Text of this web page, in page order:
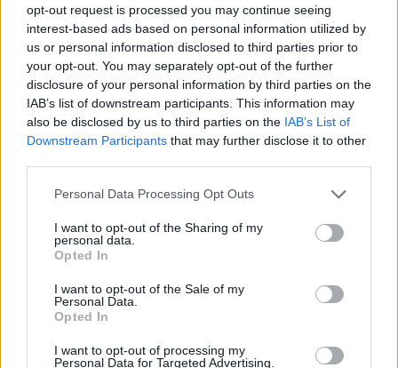
opt-out request is processed you may continue seeing
interest-based ads based on personal information utilized by
us or personal information disclosed to third parties prior to
your opt-out. You may separately opt-out of the further
disclosure of your personal information by third parties on the
IAB’s list of downstream participants. This information may
also be disclosed by us to third parties on the IAB’s List of
Downstream Participants that may further disclose it to other
Personal Data Processing Opt Outs
I want to opt-out of the Sharing of my
personal data.
Opted In
I want to opt-out of the Sale of my
Personal Data.
Opted In
I want to opt-out of processing my
Personal Data for Targeted Advertising.
Esim for Global
Esim for USA| Esim for Italy| Esim for Spain|Esim